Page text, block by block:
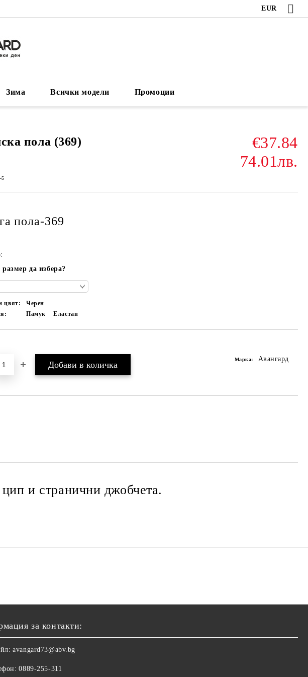
EUR
Зима Всички модели Промоции
пола (369)
€37.84
74.01лв.
5
пола-369
размер да избера?
цвят:
Черен
Памук Еластан
Марка: Авангард
и странични джобчета.
за контакти:
avangard73@abv.bg
0889-255-311